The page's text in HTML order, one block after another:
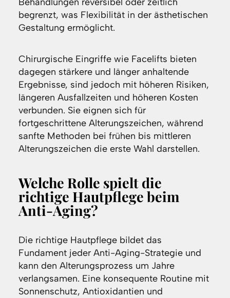
begrenzt, was Flexibilität in der ästhetischen
Gestaltung ermöglicht.
Chirurgische Eingriffe wie Facelifts bieten
dagegen stärkere und länger anhaltende
Ergebnisse, sind jedoch mit höheren Risiken,
längeren Ausfallzeiten und höheren Kosten
verbunden. Sie eignen sich für
fortgeschrittene Alterungszeichen, während
sanfte Methoden bei frühen bis mittleren
Alterungszeichen die erste Wahl darstellen.
Welche Rolle spielt die
richtige Hautpflege beim
Anti-Aging?
Die richtige Hautpflege bildet das
Fundament jeder Anti-Aging-Strategie und
kann den Alterungsprozess um Jahre
verlangsamen. Eine konsequente Routine mit
Sonnenschutz, Antioxidantien und